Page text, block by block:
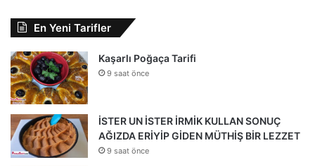
En Yeni Tarifler
Kaşarlı Poğaça Tarifi
9 saat önce
İSTER UN İSTER İRMİK KULLAN SONUÇ
AĞIZDA ERİYİP GİDEN MÜTHİŞ BİR LEZZET
9 saat önce